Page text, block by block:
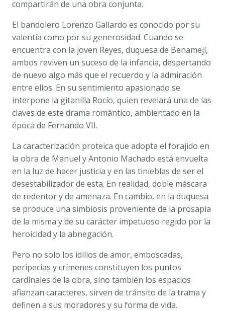
guía
de
José
Luis
Abraham
López
cantidad
compartirán de una obra conjunta.
El bandolero Lorenzo Gallardo es conocido por su
valentía como por su generosidad. Cuando se
encuentra con la joven Reyes, duquesa de Benamejí,
ambos reviven un suceso de la infancia, despertando
de nuevo algo más que el recuerdo y la admiración
entre ellos. En su sentimiento apasionado se
interpone la gitanilla Rocío, quien revelará una de las
claves de este drama romántico, ambientado en la
época de Fernando VII.
La caracterización proteica que adopta el forajido en
la obra de Manuel y Antonio Machado está envuelta
en la luz de hacer justicia y en las tinieblas de ser el
desestabilizador de esta. En realidad, doble máscara
de redentor y de amenaza. En cambio, en la duquesa
se produce una simbiosis proveniente de la prosapia
de la misma y de su carácter impetuoso regido por la
heroicidad y la abnegación.
Pero no solo los idilios de amor, emboscadas,
peripecias y crímenes constituyen los puntos
cardinales de la obra, sino también los espacios
afianzan caracteres, sirven de tránsito de la trama y
definen a sus moradores y su forma de vida.